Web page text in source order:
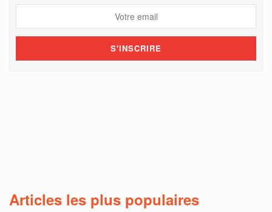
Articles les plus populaires